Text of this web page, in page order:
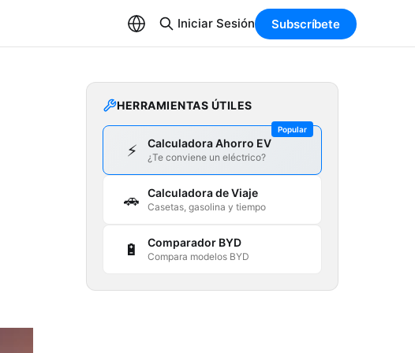
Iniciar Sesión Subscríbete
HERRAMIENTAS ÚTILES
Popular
⚡ Calculadora Ahorro EV
¿Te conviene un eléctrico?
🚗 Calculadora de Viaje
Casetas, gasolina y tiempo
🔋 Comparador BYD
Compara modelos BYD